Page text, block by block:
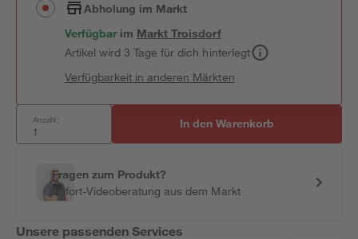
Abholung im Markt
Verfügbar im MarktTroisdorf
Artikel wird 3 Tage für dich hinterlegt
Verfügbarkeit in anderen Märkten
Anzahl: In den Warenkorb
Fragen zum Produkt?
Sofort-Videoberatung aus dem Markt
Unsere passenden Services